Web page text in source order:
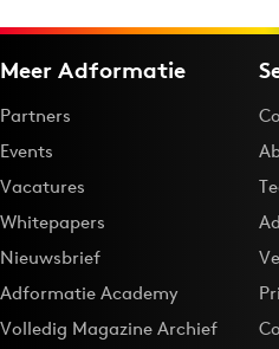
Meer Adformatie
Partners
Events
Vacatures
Whitepapers
Nieuwsbrief
Adformatie Academy
Volledig Magazine Archief